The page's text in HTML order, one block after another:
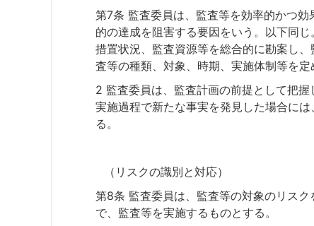
第7条 監査委員は、監査等を効率的かつ
的の達成を阻害する要因をいう。以下同
措置状況、監査資源等を総合的に勘案し
査等の種類、対象、時期、実施体制等を定
2 監査委員は、監査計画の前提として把
実施過程で新たな事実を発見した場合に
る。
（リスクの識別と対応）
第8条 監査委員は、監査等の対象のリス
で、監査等を実施するものとする。